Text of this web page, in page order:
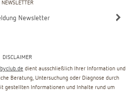
NEWSLETTER
Newsletter
DISCLAIMER
dient ausschließlich Ihrer Information und
Beratung, Untersuchung oder Diagnose durch
gestellten Informationen und Inhalte rund um